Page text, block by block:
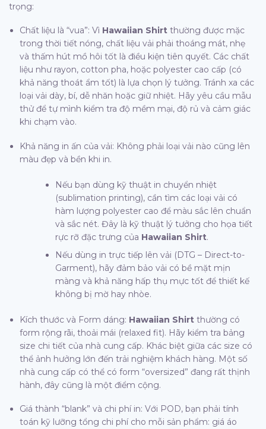
trọng:
Chất liệu là “vua”: Vì Hawaiian Shirt thường được mặc
trong thời tiết nóng, chất liệu vải phải thoáng mát, nhẹ
và thấm hút mồ hôi tốt là điều kiện tiên quyết. Các chất
liệu như rayon, cotton pha, hoặc polyester cao cấp (có
khả năng thoát ẩm tốt) là lựa chọn lý tưởng. Tránh xa các
loại vải dày, bí, dễ nhăn hoặc giữ nhiệt. Hãy yêu cầu mẫu
thử để tự mình kiểm tra độ mềm mại, độ rủ và cảm giác
khi chạm vào.
Khả năng in ấn của vải: Không phải loại vải nào cũng lên
màu đẹp và bền khi in.
Nếu bạn dùng kỹ thuật in chuyển nhiệt
(sublimation printing), cần tìm các loại vải có
hàm lượng polyester cao để màu sắc lên chuẩn
và sắc nét. Đây là kỹ thuật lý tưởng cho họa tiết
rực rỡ đặc trưng của Hawaiian Shirt.
Nếu dùng in trực tiếp lên vải (DTG – Direct-to-
Garment), hãy đảm bảo vải có bề mặt mịn
màng và khả năng hấp thụ mực tốt để thiết kế
không bị mờ hay nhòe.
Kích thước và Form dáng: Hawaiian Shirt thường có
form rộng rãi, thoải mái (relaxed fit). Hãy kiểm tra bảng
size chi tiết của nhà cung cấp. Khác biệt giữa các size có
thể ảnh hưởng lớn đến trải nghiệm khách hàng. Một số
nhà cung cấp có thể có form “oversized” đang rất thịnh
hành, đây cũng là một điểm cộng.
Giá thành “blank” và chi phí in: Với POD, bạn phải tính
toán kỹ lưỡng tổng chi phí cho mỗi sản phẩm: giá áo